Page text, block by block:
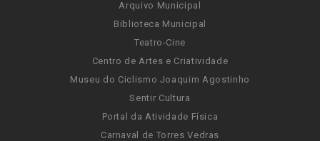
Arquivo Municipal
Biblioteca Municipal
Teatro-Cine
Centro de Artes e Criatividade
Museu do Ciclismo Joaquim Agostinho
Sentir Cultura
Portal da Atividade Física
Carnaval de Torres Vedras